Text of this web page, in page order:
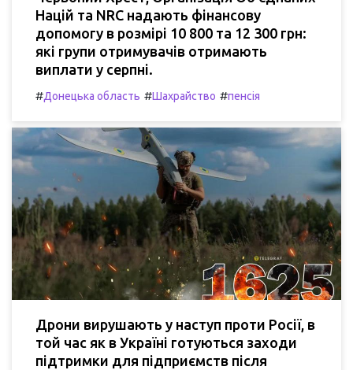
Націй та NRC надають фінансову
допомогу в розмірі 10 800 та 12 300 грн:
які групи отримувачів отримають
виплати у серпні.
#Донецька область #Шахрайство #пенсія
Дрони вирушають у наступ проти Росії, в
той час як в Україні готуються заходи
підтримки для підприємств після